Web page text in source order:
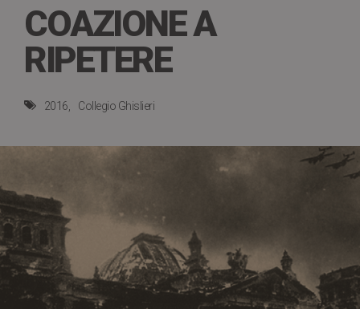
COAZIONE A
RIPETERE
2016 Collegio Ghislieri